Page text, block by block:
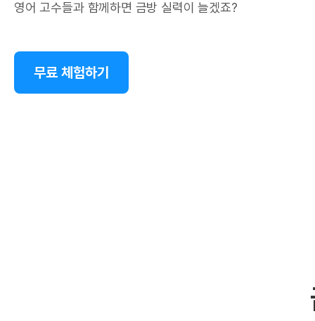
영어 고수들과 함께하면 금방 실력이 늘겠죠?
무료 체험하기